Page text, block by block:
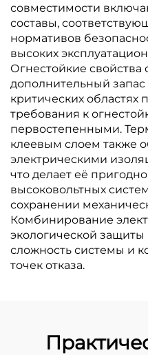
совместимости
составы,
нормативов
высоких
Огнестойкие
дополнительный запас
критических областях
требования к
первостепенными.
клеевым слоем также
электрическими
что делает её
высоковольтных
сохранении
Комбинирование
экологической
сложность системы и
точек отказа.